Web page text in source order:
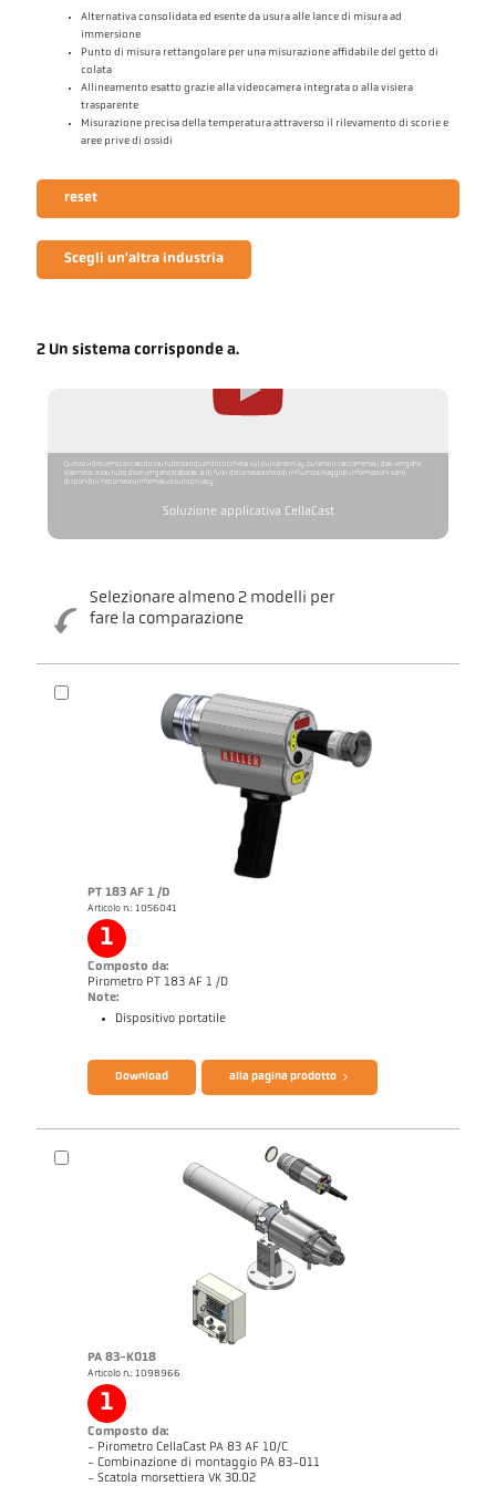
Alternativa consolidata ed esente da usura alle lance di misura ad
immersione
Punto di misura rettangolare per una misurazione affidabile del getto di
colata
Allineamento esatto grazie alla videocamera integrata o alla visiera
trasparente
Misurazione precisa della temperatura attraverso il rilevamento di scorie e
aree prive di ossidi
reset
Scegli un'altra industria
2 Un sistema corrisponde a.
Questo video verrà caricato da YouTube solo quando cliccherai sul pulsante Play. Durante il caricamento, i dati vengono
trasmessi a YouTube, dove vengono elaborati al di fuori della nostra sfera di influenza. Maggiori informazioni sono
disponibili nella nostra informativa sulla privacy.
Soluzione applicativa CellaCast
Selezionare almeno 2 modelli per
fare la comparazione
PT 183 AF 1 /D
Articolo n.: 1056041
1
Composto da:
Pirometro PT 183 AF 1 /D
Note:
Dispositivo portatile
Catalogo CellaCast PA83 PT183 Questionario per pirometri ad infrarossi
Download alla pagina prodotto
PA 83-K018
Articolo n.: 1098966
1
Composto da:
- Pirometro CellaCast PA 83 AF 10/C
- Combinazione di montaggio PA 83-011
- Scatola morsettiera VK 30.02
Catalogo CellaCast PA83 PT183